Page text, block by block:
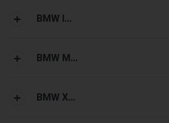
BMW I...
BMW M...
BMW X...